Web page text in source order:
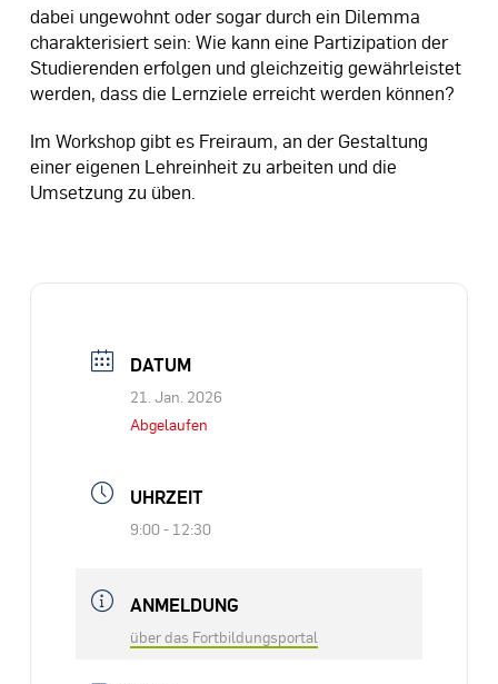
dabei ungewohnt oder sogar durch ein Dilemma
charakterisiert sein: Wie kann eine Partizipation der
Studierenden erfolgen und gleichzeitig gewährleistet
werden, dass die Lernziele erreicht werden können?
Im Workshop gibt es Freiraum, an der Gestaltung
einer eigenen Lehreinheit zu arbeiten und die
Umsetzung zu üben.
DATUM
21. Jan. 2026
Abgelaufen
UHRZEIT
9:00 - 12:30
ANMELDUNG
über das Fortbildungsportal